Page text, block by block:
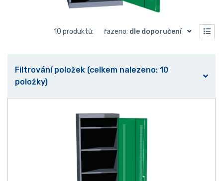
10 produktů: řazeno: dle doporučení
Filtrování položek (celkem nalezeno: 10
položky)